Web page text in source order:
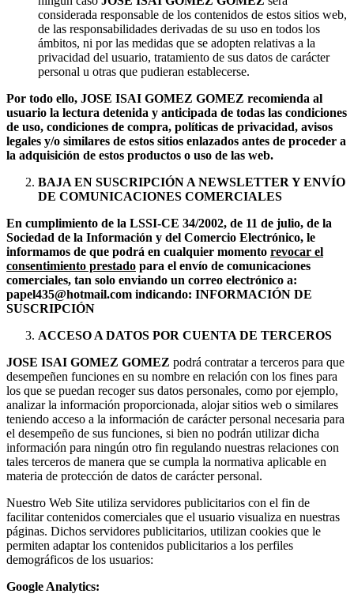
considerada responsable de los contenidos de estos sitios web,
de las responsabilidades derivadas de su uso en todos los
ámbitos, ni por las medidas que se adopten relativas a la
privacidad del usuario, tratamiento de sus datos de carácter
personal u otras que pudieran establecerse.
Por todo ello, JOSE ISAI GOMEZ GOMEZ recomienda al
usuario la lectura detenida y anticipada de todas las condiciones
de uso, condiciones de compra, políticas de privacidad, avisos
legales y/o similares de estos sitios enlazados antes de proceder a
la adquisición de estos productos o uso de las web.
BAJA EN SUSCRIPCIÓN A NEWSLETTER Y ENVÍO
DE COMUNICACIONES COMERCIALES
En cumplimiento de la LSSI-CE 34/2002, de 11 de julio, de la
Sociedad de la Información y del Comercio Electrónico, le
informamos de que podrá en cualquier momento revocar el
consentimiento prestado para el envío de comunicaciones
comerciales, tan solo enviando un correo electrónico a:
papel435@hotmail.com indicando: INFORMACIÓN DE
SUSCRIPCIÓN
ACCESO A DATOS POR CUENTA DE TERCEROS
JOSE ISAI GOMEZ GOMEZ podrá contratar a terceros para que
desempeñen funciones en su nombre en relación con los fines para
los que se puedan recoger sus datos personales, como por ejemplo,
analizar la información proporcionada, alojar sitios web o similares
teniendo acceso a la información de carácter personal necesaria para
el desempeño de sus funciones, si bien no podrán utilizar dicha
información para ningún otro fin regulando nuestras relaciones con
tales terceros de manera que se cumpla la normativa aplicable en
materia de protección de datos de carácter personal.
Nuestro Web Site utiliza servidores publicitarios con el fin de
facilitar contenidos comerciales que el usuario visualiza en nuestras
páginas. Dichos servidores publicitarios, utilizan cookies que le
permiten adaptar los contenidos publicitarios a los perfiles
demográficos de los usuarios:
Google Analytics: